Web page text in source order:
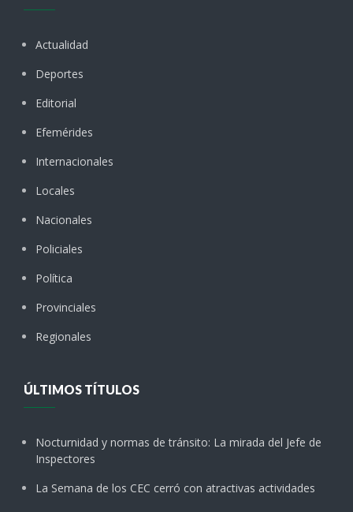
Actualidad
Deportes
Editorial
Efemérides
Internacionales
Locales
Nacionales
Policiales
Política
Provinciales
Regionales
ÚLTIMOS TÍTULOS
Nocturnidad y normas de tránsito: La mirada del Jefe de
Inspectores
La Semana de los CEC cerró con atractivas actividades